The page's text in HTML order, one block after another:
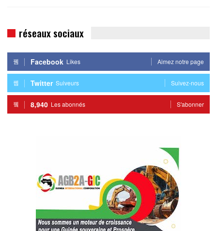
réseaux sociaux
Facebook Likes Aimez notre page
Twitter Suiveurs Suivez-nous
8,940 Les abonnés S'abonner